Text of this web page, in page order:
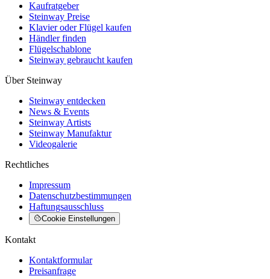
Kaufratgeber
Steinway Preise
Klavier oder Flügel kaufen
Händler finden
Flügelschablone
Steinway gebraucht kaufen
Über Steinway
Steinway entdecken
News & Events
Steinway Artists
Steinway Manufaktur
Videogalerie
Rechtliches
Impressum
Datenschutzbestimmungen
Haftungsausschluss
Cookie Einstellungen
Kontakt
Kontaktformular
Preisanfrage